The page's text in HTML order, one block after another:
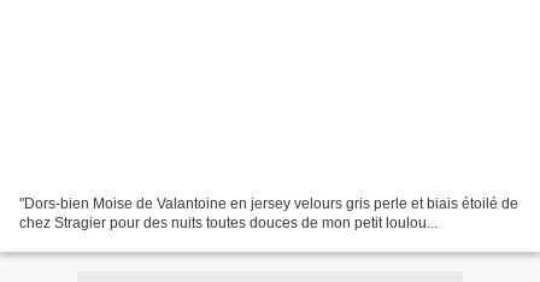
"Dors-bien Moise de Valantoine en jersey velours gris perle et biais étoilé de
chez Stragier pour des nuits toutes douces de mon petit loulou...